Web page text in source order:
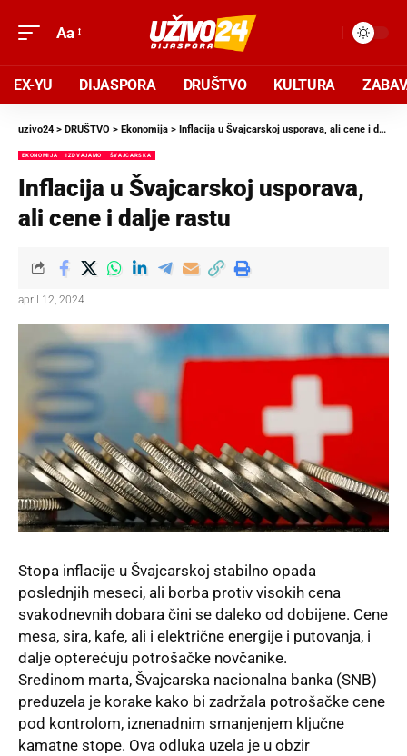
Aa
EX-YU DIJASPORA DRUŠTVO KULTURA
uzivo24 > DRUŠTVO > Ekonomija > Inflacija u Švajcarskoj usporava, ali cene i dalje rastu
EKONOMIJA IZDVAJAMO ŠVAJCARSKA
Inflacija u Švajcarskoj usporava,
ali cene i dalje rastu
april 12, 2024
Stopa inflacije u Švajcarskoj stabilno opada
poslednjih meseci, ali borba protiv visokih cena
svakodnevnih dobara čini se daleko od dobijene. Cene
mesa, sira, kafe, ali i električne energije i putovanja, i
dalje opterećuju potrošačke novčanike.
Sredinom marta, Švajcarska nacionalna banka (SNB)
preduzela je korake kako bi zadržala potrošačke cene
pod kontrolom, iznenadnim smanjenjem ključne
kamatne stope. Ova odluka uzela je u obzir